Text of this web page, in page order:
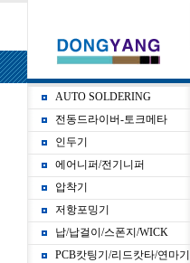
AUTO SOLDERING
전동드라이버-토크메타
인두기
에어니퍼/전기니퍼
압착기
저항포밍기
납/납걸이/스폰지/WICK
PCB캇팅기/리드캇타/연마기